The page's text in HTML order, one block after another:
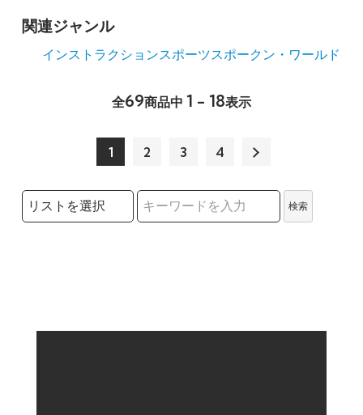
関連ジャンル
インストラクションスポーツスポークン・ワールド
全69商品中 1 - 18表示
1 2 3 4
検索リストの選択
検索